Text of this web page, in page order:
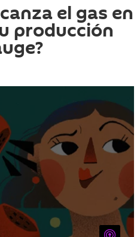
el gas en
producción